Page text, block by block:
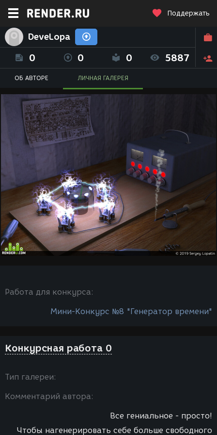
Поддержать
DeveLopa
0 0 0 5887
ОБ АВТОРЕ ЛИЧНАЯ ГАЛЕРЕЯ
Работа для конкурса:
Мини-Конкурс №8 "Генератор времени"
Конкурсная работа 0
Тип галереи:
Комментарий автора:
Все гениальное - просто!
Чтобы нагенерировать себе больше свободного